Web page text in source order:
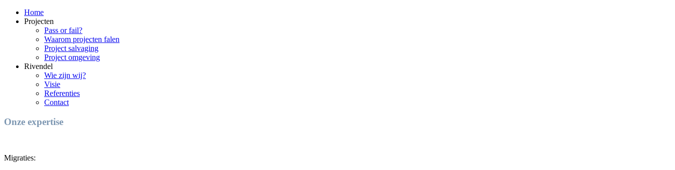
Home
Projecten
Pass or fail?
Waarom projecten falen
Project salvaging
Project omgeving
Rivendel
Wie zijn wij?
Visie
Referenties
Contact
Onze expertise
Migraties: